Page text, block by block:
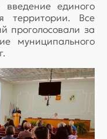
единого
территории. Все
проголосовали за
муниципального